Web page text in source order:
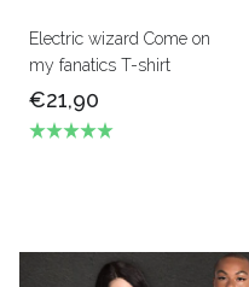
Electric wizard Come on
my fanatics T-shirt
€21,90